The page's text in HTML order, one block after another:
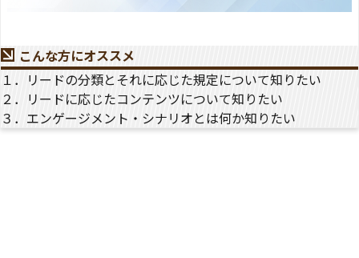
こんな方にオススメ
１．リードの分類とそれに応じた規定について知りたい
２．リードに応じたコンテンツについて知りたい
３．エンゲージメント・シナリオとは何か知りたい